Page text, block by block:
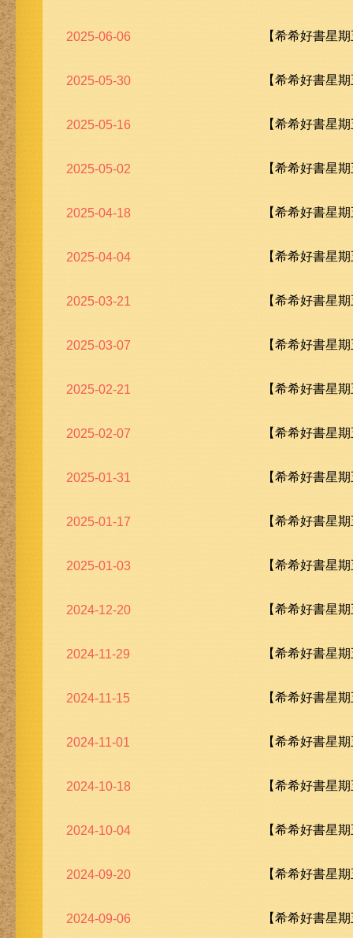
2025-06-06 【希希好書星
2025-05-30 【希希好書星
2025-05-16 【希希好書星
2025-05-02 【希希好書星
2025-04-18 【希希好書星
2025-04-04 【希希好書星
2025-03-21 【希希好書星
2025-03-07 【希希好書星
2025-02-21 【希希好書星
2025-02-07 【希希好書星
2025-01-31 【希希好書星
2025-01-17 【希希好書星
2025-01-03 【希希好書星
2024-12-20 【希希好書星
2024-11-29 【希希好書星
2024-11-15 【希希好書星
2024-11-01 【希希好書星
2024-10-18 【希希好書星
2024-10-04 【希希好書星
2024-09-20 【希希好書星
2024-09-06 【希希好書星